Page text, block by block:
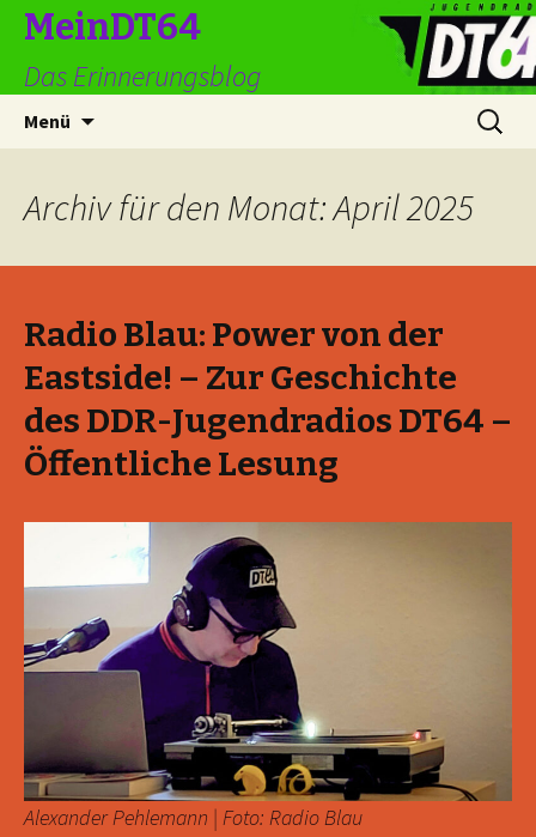
MeinDT64
Das Erinnerungsblog
Menü
Suchen
nach:
Archiv für den Monat: April 2025
Radio Blau: Power von der
Eastside! – Zur Geschichte
des DDR-Jugendradios DT64 –
Öffentliche Lesung
Alexander Pehlemann | Foto: Radio Blau